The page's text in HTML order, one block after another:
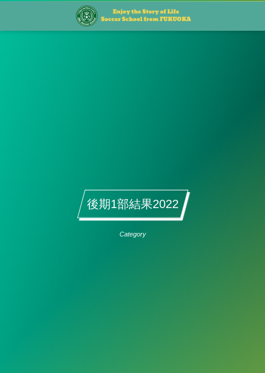
後期1部結果2022
Category